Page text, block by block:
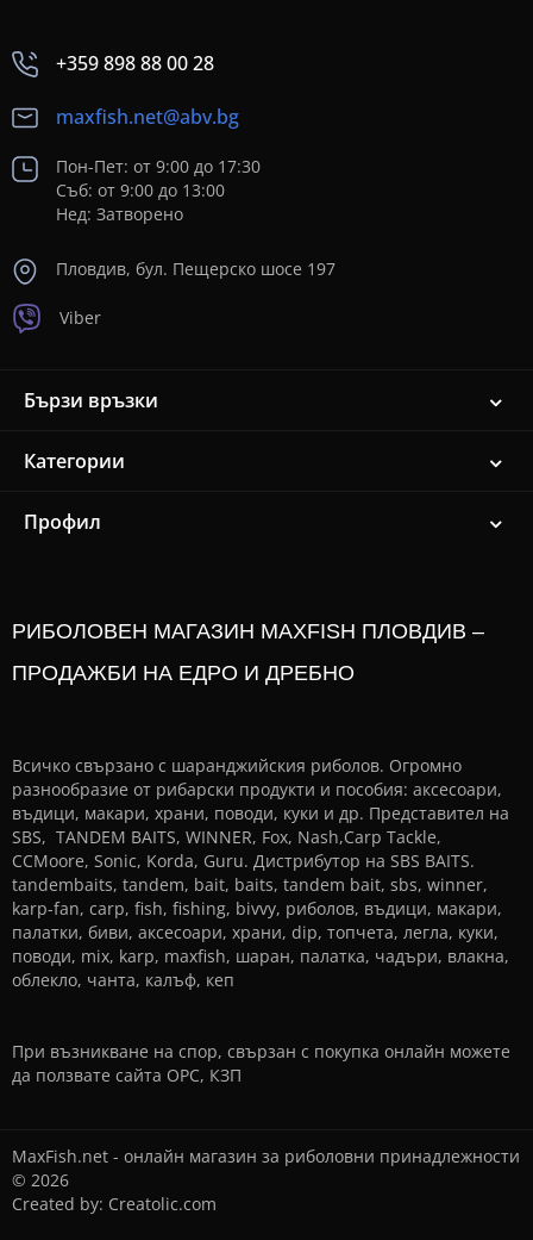
+359 898 88 00 28
maxfish.net@abv.bg
Пон-Пет: от 9:00 до 17:30
Съб: от 9:00 до 13:00
Нед: Затворено
Пловдив, бул. Пещерско шосе 197
Viber
Бързи връзки
Категории
Профил
РИБОЛОВЕН МАГАЗИН MAXFISH ПЛОВДИВ –
ПРОДАЖБИ НА ЕДРО И ДРЕБНО
Всичко свързано с шаранджийския риболов. Огромно
разнообразие от рибарски продукти и пособия: аксесоари,
въдици, макари, храни, поводи, куки и др. Представител на
SBS, TANDEM BAITS, WINNER, Fox, Nash,Carp Tackle,
CCMoore, Sonic, Korda, Guru. Дистрибутор на SBS BAITS.
tandembaits, tandem, bait, baits, tandem bait, sbs, winner,
karp-fan, carp, fish, fishing, bivvy, риболов, въдици, макари,
палатки, биви, аксесоари, храни, dip, топчета, легла, куки,
поводи, mix, karp, maxfish, шаран, палатка, чадъри, влакна,
облекло, чанта, калъф, кеп
При възникване на спор, свързан с покупка онлайн можете
да ползвате сайта ОРС, КЗП
MaxFish.net - онлайн магазин за риболовни принадлежности
© 2026
Created by: Creatolic.com